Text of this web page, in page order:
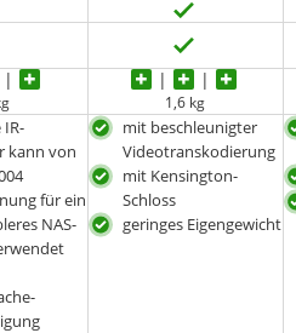
1,6 kg
kann von
für ein
NAS-
mit beschleunigter
Videotranskodierung
mit Kensington-
Schloss
geringes Eigengewicht